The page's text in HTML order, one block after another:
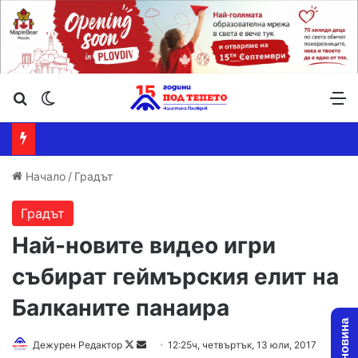
Търсене ...
Начало / Градът
Градът
Най-новите видео игри
събират геймърския елит на
Балканите панаира
Дежурен Редактор
F
12:25ч, четвъртък, 13 юли, 2017